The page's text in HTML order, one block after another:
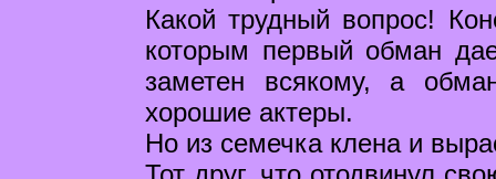
Какой трудный вопрос!
которым первый обман
заметен всякому, а
хорошие актеры.
Но из семечка клена и